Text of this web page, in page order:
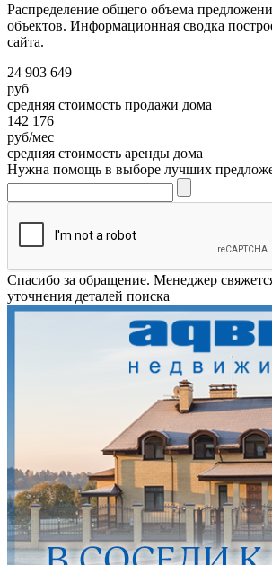
Распределение общего объема
объектов. Информационная сводка
сайта.
24 903 649
руб
средняя стоимость продажи дома
142 176
руб/мес
средняя стоимость аренды дома
Нужна помощь в выборе лучших
Спасибо за обращение. Менеджер
уточнения деталей поиска